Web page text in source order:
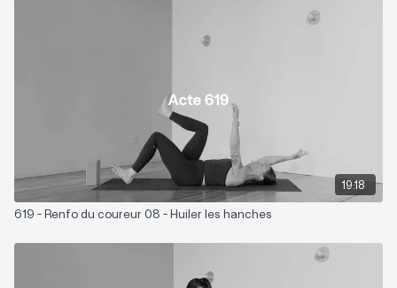
19:18
619 - Renfo du coureur 08 - Huiler les hanches